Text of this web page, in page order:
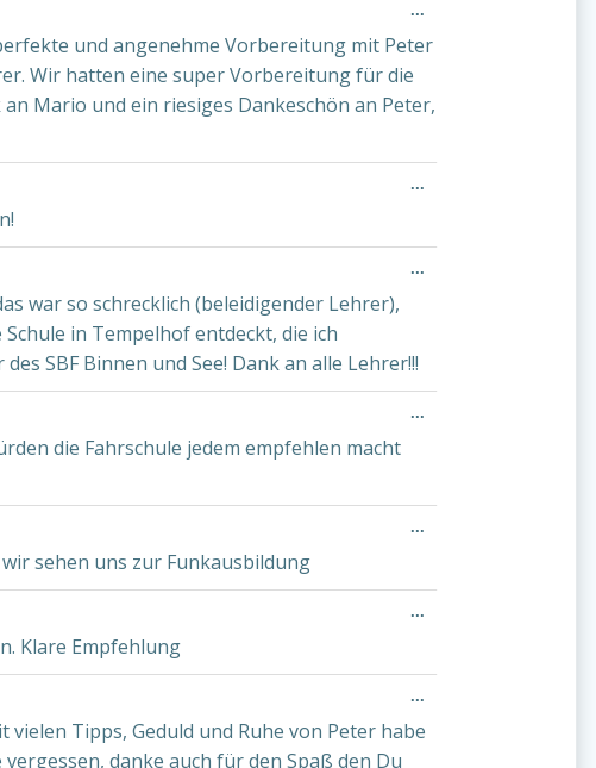
und angenehme Vorbereitung mit Peter
Wir hatten eine super Vorbereitung für die
Mario und ein riesiges Dankeschön an Peter,
...
ein-/ausblenden.
...
war so schrecklich (beleidigender Lehrer),
in Tempelhof entdeckt, die ich
SBF Binnen und See! Dank an alle Lehrer!!!
...
die Fahrschule jedem empfehlen macht
...
sehen uns zur Funkausbildung
...
Klare Empfehlung
...
Tipps, Geduld und Ruhe von Peter habe
danke auch für den Spaß den Du
...
ein-/ausblenden.